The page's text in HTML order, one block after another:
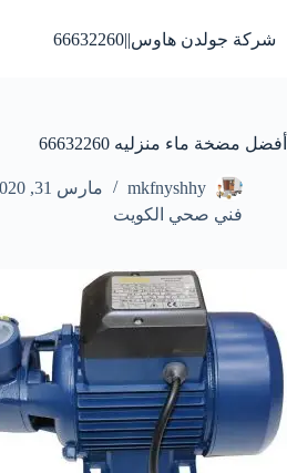
إلى
المحتوى
شركة جولدن هاوس||66632260
أفضل مضخة ماء منزليه 66632260
mkfnyshhy
مارس 31, 2020
فني صحي الكويت